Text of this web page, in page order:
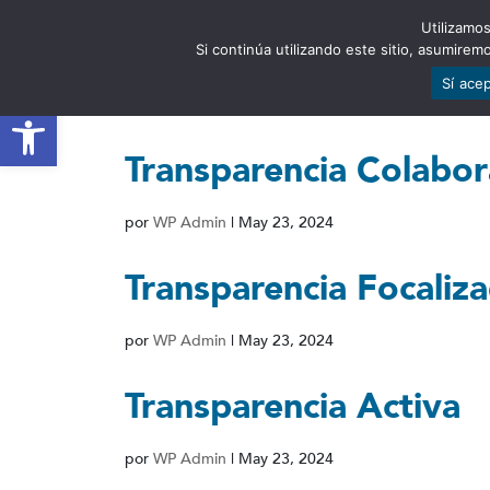
Abrir barra de herramientas
Transparencia
por WP Admin | May 23, 2024
Transparencia
por WP Admin | May 23, 2024
Transparencia Activa
por WP Admin | May 23, 2024
Si continúa utilizando este sitio,
Sí